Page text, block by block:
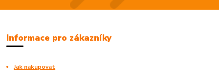
Informace pro zákazníky
Jak nakupovat